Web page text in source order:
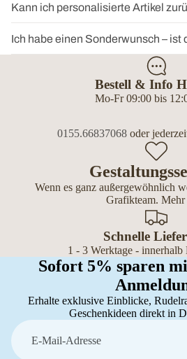
Kann ich personalisierte Artikel
Ich habe einen Sonderwunsch – ist
Bestell & Info
Mo-Fr 09:00 bis
0155.66837068oder
Wenn es ganz außergewöhnlich
Grafikteam. Mehr
Schnelle
1 - 3 Werktage - innerhalb
Sofort 5% sparen
Erhalte exklusive Einblicke,
Geschenkideen direkt in
E-Mail